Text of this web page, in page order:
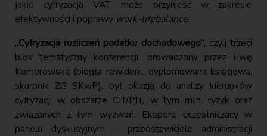
jakie cyfryzacja VAT może przynieść w zakresie
efektywności i poprawy work-lifebalance.
„Cyfryzacja rozliczeń podatku dochodowego”, czyli trzeci
blok tematyczny konferencji, prowadzony przez Ewę
Komorowską (biegła rewident, dyplomowana księgowa,
skarbnik ZG SKwP), był okazją do analizy kierunków
cyfryzacji w obszarze CIT/PIT, w tym m.in. ryzyk oraz
związanych z tym wyzwań. Eksperci uczestniczący w
panelu dyskusyjnym – przedstawiciele administracji